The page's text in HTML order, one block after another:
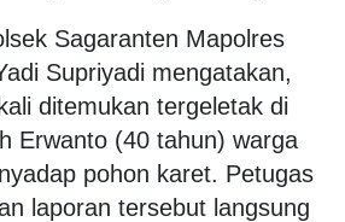
Sagaranten Mapolres
Supriyadi mengatakan,
ditemukan tergeletak di
Erwanto (40 tahun) warga
pohon karet. Petugas
laporan tersebut langsung